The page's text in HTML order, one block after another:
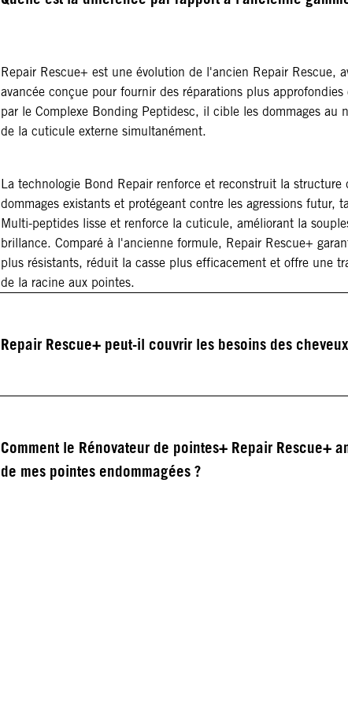
Repair Rescue+ est une évolution de l'ancien Repair Rescue,
avancée conçue pour fournir des réparations plus
par le Complexe Bonding Peptidesc, il cible les dommages au
de la cuticule externe simultanément.
La technologie Bond Repair renforce et reconstruit la structure
dommages existants et protégeant contre les agressions futur,
Multi-peptides lisse et renforce la cuticule, améliorant la
brillance. Comparé à l'ancienne formule, Repair Rescue+
plus résistants, réduit la casse plus efficacement et offre une
de la racine aux pointes.
Repair Rescue+ peut-il couvrir les besoins des
Comment le Rénovateur de pointes+ Repair Rescue+
de mes pointes endommagées ?